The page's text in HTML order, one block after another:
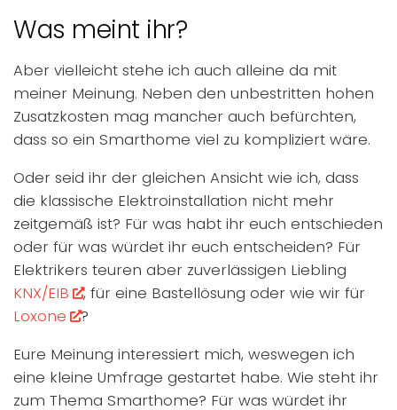
Was meint ihr?
Aber vielleicht stehe ich auch alleine da mit
meiner Meinung. Neben den unbestritten hohen
Zusatzkosten mag mancher auch befürchten,
dass so ein Smarthome viel zu kompliziert wäre.
Oder seid ihr der gleichen Ansicht wie ich, dass
die klassische Elektroinstallation nicht mehr
zeitgemäß ist? Für was habt ihr euch entschieden
oder für was würdet ihr euch entscheiden? Für
Elektrikers teuren aber zuverlässigen Liebling
KNX/EIB
, für eine Bastellösung oder wie wir für
Loxone
?
Eure Meinung interessiert mich, weswegen ich
eine kleine Umfrage gestartet habe. Wie steht ihr
zum Thema Smarthome? Für was würdet ihr